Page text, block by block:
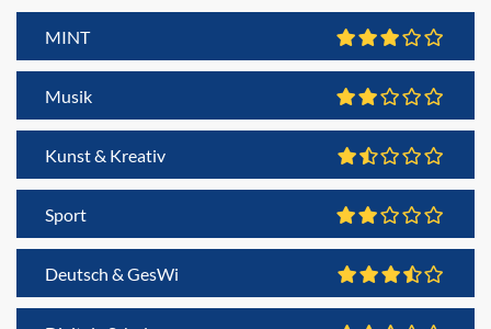
MINT
Musik
Kunst & Kreativ
Sport
Deutsch & GesWi